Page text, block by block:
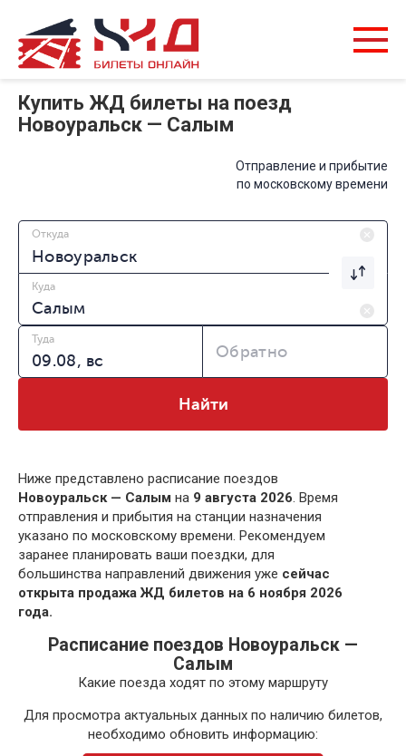
Купить ЖД билеты на поезд
Новоуральск — Салым
Отправление и прибытие
по московскому времени
Откуда
Куда
Туда
Обратно
Найти
Ниже представлено расписание поездов
Новоуральск — Салым на 9 августа 2026. Время
отправления и прибытия на станции назначения
указано по московскому времени. Рекомендуем
заранее планировать ваши поездки, для
большинства направлений движения уже сейчас
открыта продажа ЖД билетов на 6 ноября 2026
года.
Расписание поездов Новоуральск —
Салым
Какие поезда ходят по этому маршруту
Для просмотра актуальных данных по наличию билетов,
необходимо обновить информацию: